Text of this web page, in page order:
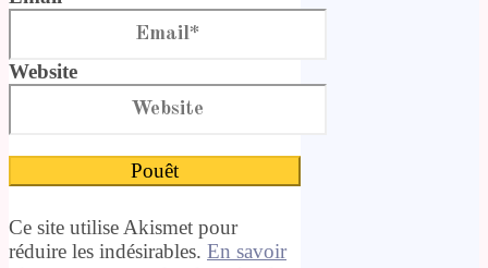
Website
Ce site utilise Akismet pour
réduire les indésirables. En savoir